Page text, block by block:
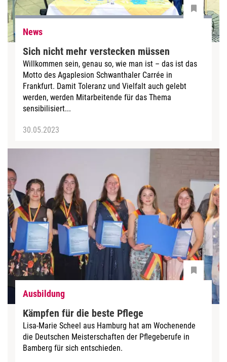
News
Sich nicht mehr verstecken müssen
Willkommen sein, genau so, wie man ist – das ist das
Motto des Agaplesion Schwanthaler Carrée in
Frankfurt. Damit Toleranz und Vielfalt auch gelebt
werden, werden Mitarbeitende für das Thema
sensibilisiert...
30.05.2023
Ausbildung
Kämpfen für die beste Pflege
Lisa-Marie Scheel aus Hamburg hat am Wochenende
die Deutschen Meisterschaften der Pflegeberufe in
Bamberg für sich entschieden.